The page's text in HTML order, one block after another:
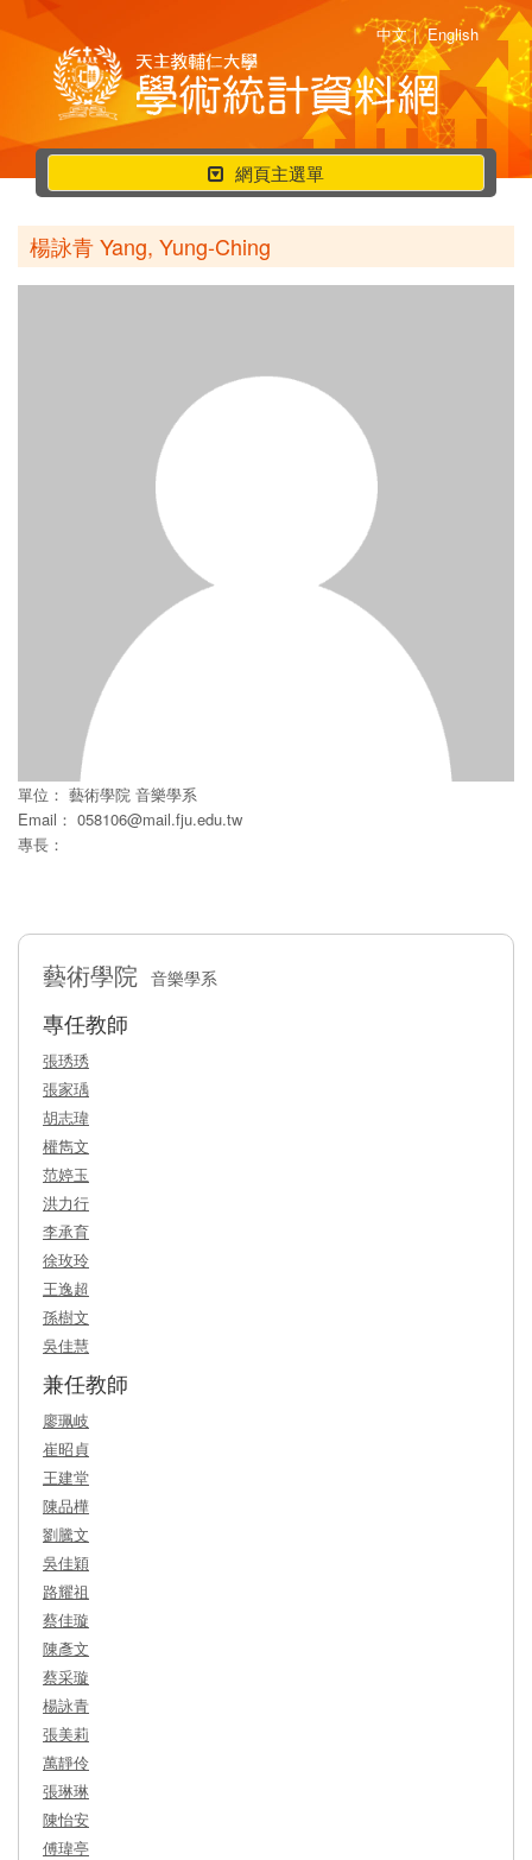
中文 | English
行
動
選
單
網頁主選單
楊詠青 Yang, Yung-Ching
單位： 藝術學院 音樂學系
Email： 058106@mail.fju.edu.tw
專長：
藝術學院 音樂學系
專任教師
張琇琇
張家瑀
胡志瑋
權雋文
范婷玉
洪力行
李承育
徐玫玲
王逸超
孫樹文
吳佳慧
兼任教師
廖珮岐
崔昭貞
王建堂
陳品樺
劉騰文
吳佳穎
路耀祖
蔡佳璇
陳彥文
蔡采璇
楊詠青
張美莉
萬靜伶
張琳琳
陳怡安
傅瑋亭